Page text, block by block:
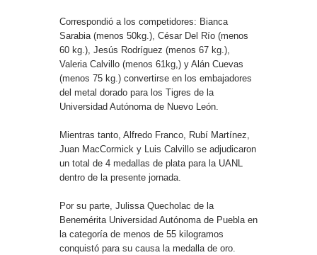
Correspondió a los competidores: Bianca
Sarabia (menos 50kg.), César Del Río (menos
60 kg.), Jesús Rodríguez (menos 67 kg.),
Valeria Calvillo (menos 61kg,) y Alán Cuevas
(menos 75 kg.) convertirse en los embajadores
del metal dorado para los Tigres de la
Universidad Autónoma de Nuevo León.
Mientras tanto, Alfredo Franco, Rubí Martínez,
Juan MacCormick y Luis Calvillo se adjudicaron
un total de 4 medallas de plata para la UANL
dentro de la presente jornada.
Por su parte, Julissa Quecholac de la
Benemérita Universidad Autónoma de Puebla en
la categoría de menos de 55 kilogramos
conquistó para su causa la medalla de oro.